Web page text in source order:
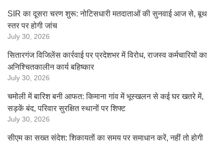
SIR का दूसरा चरण शुरू: नोटिसधारी मतदाताओं की सुनवाई आज से, बूथ
स्तर पर होगी जांच
July 30, 2026
सितारगंज विजिलेंस कार्रवाई पर प्रदेशभर में विरोध, राजस्व कर्मचारियों का
अनिश्चितकालीन कार्य बहिष्कार
July 30, 2026
चमोली में बारिश बनी आफत: किमाना गांव में भूस्खलन से कई घर खतरे में,
सड़कें बंद, परिवार सुरक्षित स्थानों पर शिफ्ट
July 30, 2026
सीएम का सख्त संदेश: शिकायतों का समय पर समाधान करें, नहीं तो होगी